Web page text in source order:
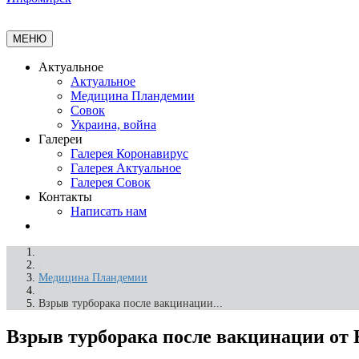
МЕНЮ
Актуальное
Актуальное
Медицина Пландемии
Совок
Украина, война
Галереи
Галерея Коронавирус
Галерея Актуальное
Галерея Совок
Контакты
Написать нам
Медицина Пландемии
Взрыв турборака после вакцинации...
Взрыв турборака после вакцинации от